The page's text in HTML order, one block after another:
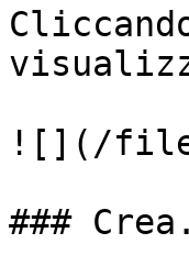
![](/files/
###